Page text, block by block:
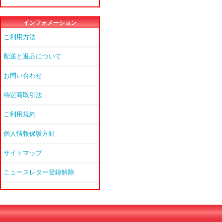
インフォメーション
ご利用方法
配送と返品について
お問い合わせ
特定商取引法
ご利用規約
個人情報保護方針
サイトマップ
ニュースレター登録解除